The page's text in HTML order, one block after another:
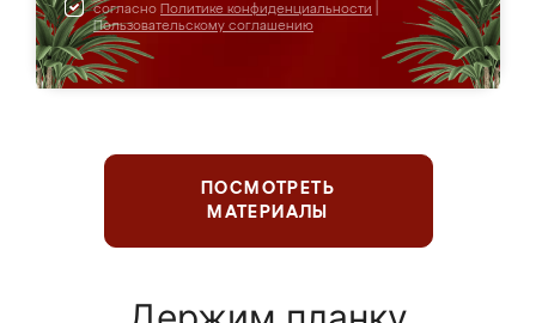
согласно Политике конфиденциальности
Пользовательскому соглашению
ПОСМОТРЕТЬ
МАТЕРИАЛЫ